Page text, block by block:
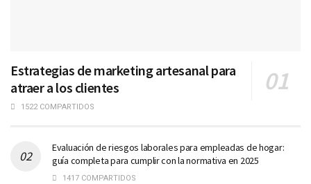
Estrategias de marketing artesanal para
atraer a los clientes
1522 COMPARTIDOS
Evaluación de riesgos laborales para empleadas de hogar:
guía completa para cumplir con la normativa en 2025
1417 COMPARTIDOS